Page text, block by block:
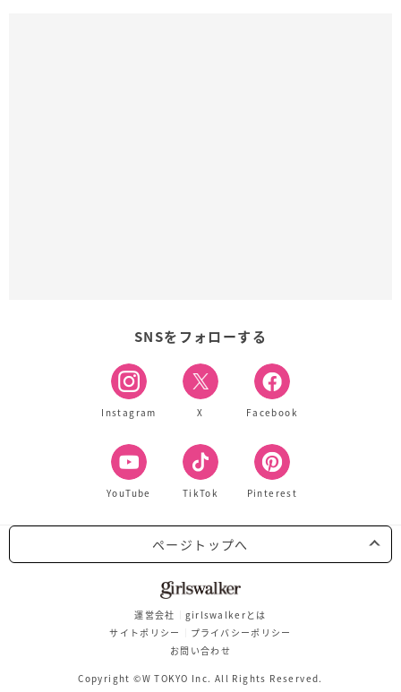
SNSをフォローする
Instagram X Facebook
YouTube TikTok Pinterest
ページトップへ
運営会社
girlswalkerとは
サイトポリシー
プライバシーポリシー
お問い合わせ
Copyright ©W TOKYO Inc. All Rights Reserved.